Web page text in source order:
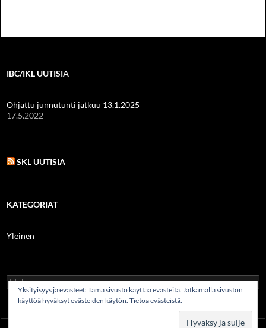
IBC/IKL UUTISIA
Ohjattu junnutunti jatkuu 13.1.2025
17.5.2022
SKL UUTISIA
KATEGORIAT
Yleinen
Haku:
Yksityisyys ja evästeet: Tämä sivusto käyttää evästeitä. Jatkamalla sivuston
käyttöä hyväksyt evästeiden käytön. Tietoa evästeistä.